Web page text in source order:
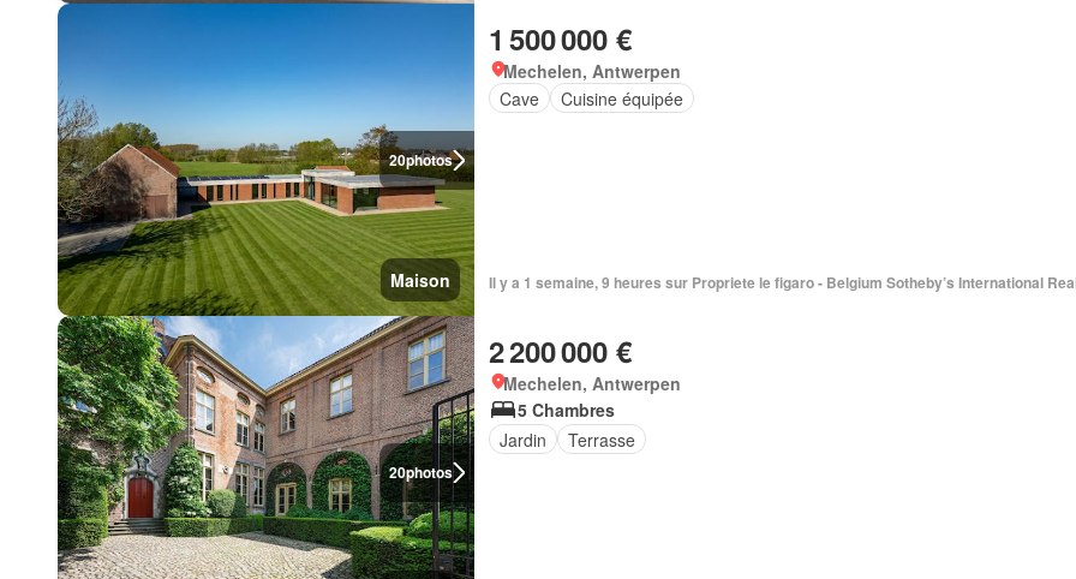
20photos
Maison
1 500 000 €
Mechelen, Antwerpen
Cave
Cuisine équipée
Il y a 1 semaine, 9 heures sur Propriete le figaro - Belgium Sotheby’s International
20photos
2 200 000 €
Mechelen, Antwerpen
5 Chambres
Jardin
Terrasse